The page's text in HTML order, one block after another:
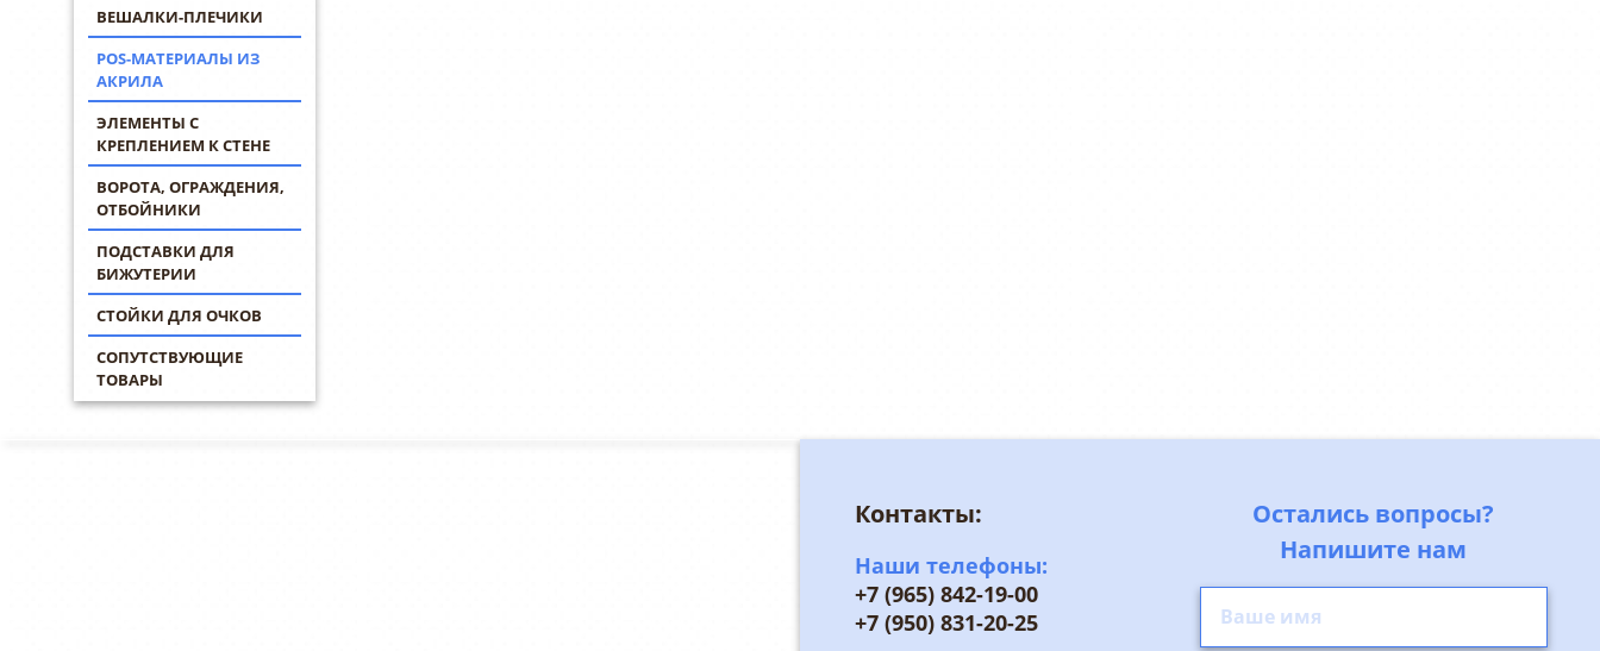
ВЕШАЛКИ-ПЛЕЧИКИ
POS-МАТЕРИАЛЫ ИЗ
АКРИЛА
ЭЛЕМЕНТЫ С
КРЕПЛЕНИЕМ К СТЕНЕ
ВОРОТА, ОГРАЖДЕНИЯ,
ОТБОЙНИКИ
ПОДСТАВКИ ДЛЯ
БИЖУТЕРИИ
СТОЙКИ ДЛЯ ОЧКОВ
СОПУТСТВУЮЩИЕ
ТОВАРЫ
Контакты:
Наши телефоны:
+7 (965) 842-19-00
+7 (950) 831-20-25
Остались вопросы?
Напишите нам